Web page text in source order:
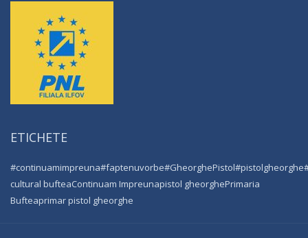
ETICHETE
#continuamimpreuna#faptenuvorbe#GheorghePistol#pistolgheorghe
cultural bufteaContinuam Impreunapistol gheorghePrimaria
Bufteaprimar pistol gheorghe